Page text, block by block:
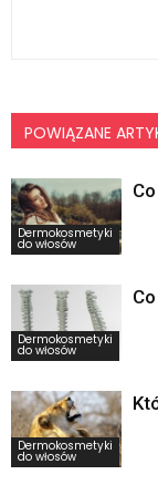
POWIĄZANE
Dermokosmetyki
do włosów
Dermokosmetyki
do włosów
Dermokosmetyki
do włosów